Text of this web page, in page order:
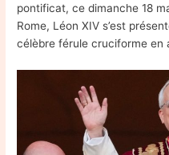
pontificat, ce dimanche 18
Rome, Léon XIV s’est
célèbre férule cruciforme en